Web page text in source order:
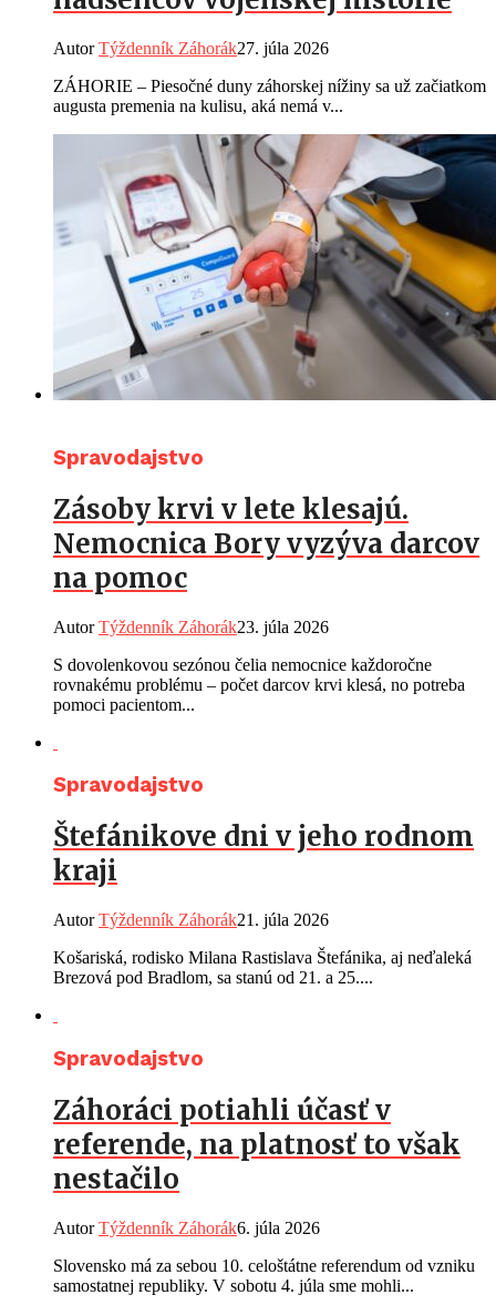
AutorTýždenník Záhorák27. júla 2026
ZÁHORIE – Piesočné duny záhorskej nížiny sa už začiatkom
augusta premenia na kulisu, aká nemá v...
Spravodajstvo
Zásoby krvi v lete klesajú.
Nemocnica Bory vyzýva darcov
na pomoc
AutorTýždenník Záhorák23. júla 2026
S dovolenkovou sezónou čelia nemocnice každoročne
rovnakému problému – počet darcov krvi klesá, no potreba
pomoci pacientom...
Spravodajstvo
Štefánikove dni v jeho rodnom
kraji
AutorTýždenník Záhorák21. júla 2026
Košariská, rodisko Milana Rastislava Štefánika, aj neďaleká
Brezová pod Bradlom, sa stanú od 21. a 25....
Spravodajstvo
Záhoráci potiahli účasť v
referende, na platnosť to však
nestačilo
AutorTýždenník Záhorák6. júla 2026
Slovensko má za sebou 10. celoštátne referendum od vzniku
samostatnej republiky. V sobotu 4. júla sme mohli...